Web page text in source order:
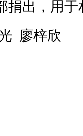
捐出，用
廖梓欣